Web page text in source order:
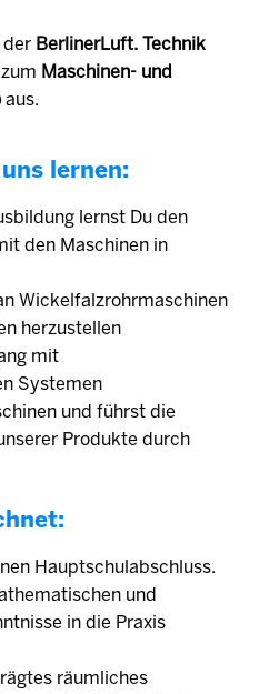
der BerlinerLuft. Technik
Maschinen- und
aus.
lernen:
lernst Du den
den Maschinen in
Wickelfalzrohrmaschinen
herzustellen
mit
Systemen
und führst die
Produkte durch
Hauptschulabschluss.
und
in die Praxis
räumliches